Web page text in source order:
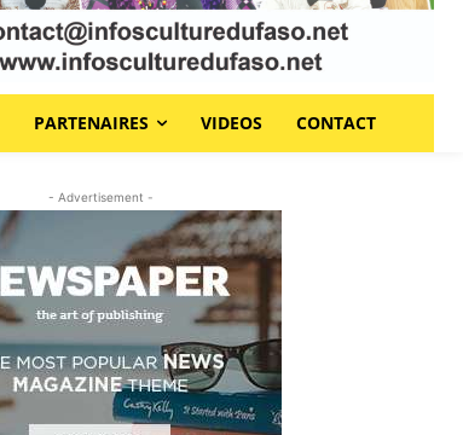
PARTENAIRES VIDEOS CONTACT
- Advertisement -